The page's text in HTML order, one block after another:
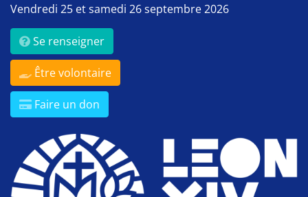
Vendredi 25 et samedi 26 septembre 2026
Se renseigner
Être volontaire
Faire un don